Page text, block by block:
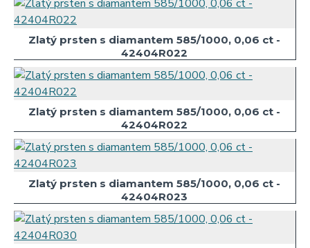
Zlatý prsten s diamantem 585/1000, 0,06 ct -
42404R022
Zlatý prsten s diamantem 585/1000, 0,06 ct -
42404R022
Zlatý prsten s diamantem 585/1000, 0,06 ct -
42404R023